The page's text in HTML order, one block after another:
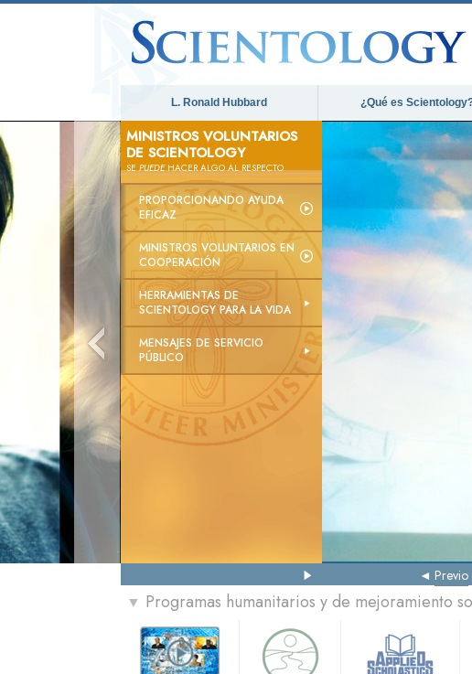
L. Ronald Hubbard ¿Qué es
MINISTROS VOLUNTARIOS
DE SCIENTOLOGY
SEPUEDEHACER ALGO AL RESPECTO
PROPORCIONANDO AYUDA
EFICAZ
MINISTROS VOLUNTARIOS EN
COOPERACIÓN
HERRAMIENTAS DE
SCIENTOLOGY PARA LA VIDA
MENSAJES DE SERVICIO
PÚBLICO
Previo
▼ Programas humanitarios y de mejoramiento